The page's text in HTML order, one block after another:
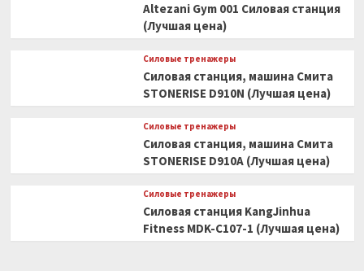
Altezani Gym 001 Силовая станция
(Лучшая цена)
Силовые тренажеры
Силовая станция, машина Смита
STONERISE D910N (Лучшая цена)
Силовые тренажеры
Силовая станция, машина Смита
STONERISE D910A (Лучшая цена)
Силовые тренажеры
Силовая станция KangJinhua
Fitness MDK-C107-1 (Лучшая цена)